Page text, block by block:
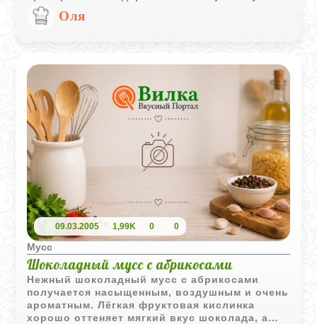
желтку вкус блюда становится более
деликатным и приятным для малыша.
Оля
09.03.2005 1,99K 0 0
Мусс
Шоколадный мусс с абрикосами
Нежный шоколадный мусс с абрикосами
получается насыщенным, воздушным и очень
ароматным. Лёгкая фруктовая кислинка
хорошо оттеняет мягкий вкус шоколада, а